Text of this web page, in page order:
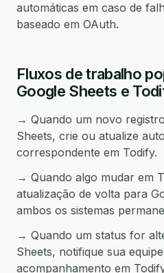
automáticas em caso de
baseado em OAuth.
Fluxos de trabalho
Google Sheets e
→ Quando um novo
Sheets, crie ou atualize
correspondente em Todify.
→ Quando algo mudar em
atualização de volta para
ambos os sistemas
→ Quando um status for
Sheets, notifique sua
acompanhamento em